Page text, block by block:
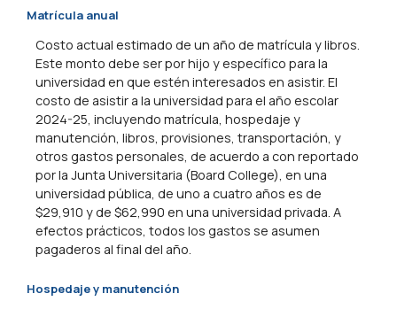
Matrícula anual
Costo actual estimado de un año de matrícula y libros.
Este monto debe ser por hijo y específico para la
universidad en que estén interesados en asistir. El
costo de asistir a la universidad para el año escolar
2024-25, incluyendo matrícula, hospedaje y
manutención, libros, provisiones, transportación, y
otros gastos personales, de acuerdo a con reportado
por la Junta Universitaria (Board College), en una
universidad pública, de uno a cuatro años es de
$29,910 y de $62,990 en una universidad privada. A
efectos prácticos, todos los gastos se asumen
pagaderos al final del año.
Hospedaje y manutención